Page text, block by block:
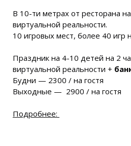
В 10-ти метрах от ресторана
виртуальной реальности.
10 игровых мест, более 40 игр
Праздник на 4-10 детей на 2
виртуальной реальности +
Будни — 2300 / на гостя
Выходные — 2900 / на гостя
Подробнее: